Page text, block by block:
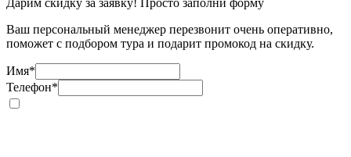
Ваш персональный менеджер перезвонит очень оперативно,
поможет с подбором тура и подарит промокод на скидку.
Имя*
Телефон*